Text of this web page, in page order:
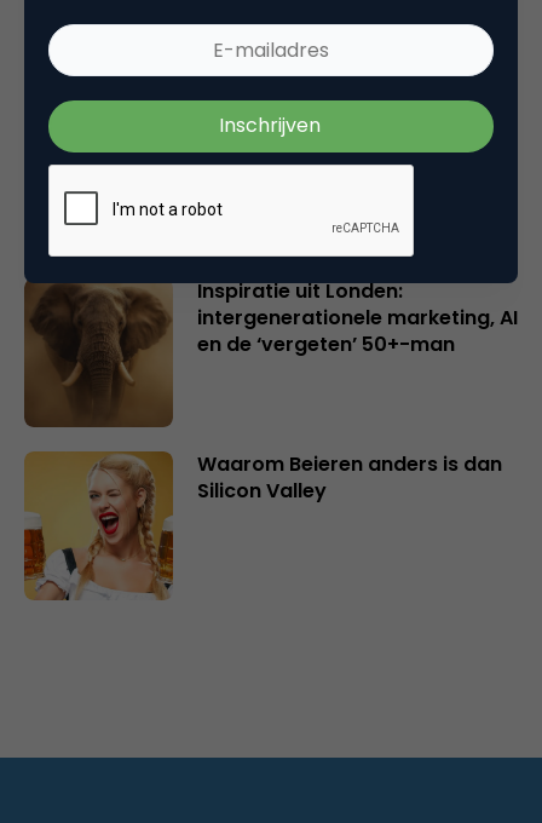
Creatieve sector als aanjager
van innovatie en ontsluiter en
verbinder van industrieën
belangrijker en urgenter dan
Inspiratie uit Londen:
intergenerationele marketing, AI
en de ‘vergeten’ 50+-man
Waarom Beieren anders is dan
Silicon Valley